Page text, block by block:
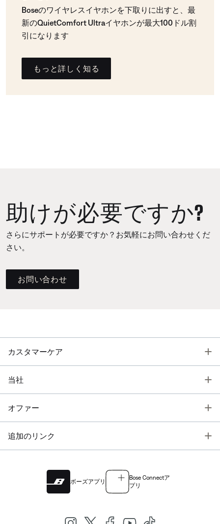
Boseのワイヤレスイヤホンを下取りに出すと、最
新のQuietComfort Ultraイヤホンが最大100ドル割
引になります
もっと詳しく知る
助けが必要ですか?
さらにサポートが必要ですか？お気軽にお問い合わせくだ
さい。
お問い合わせ
カスタマーケア
当社
オファー
追加のリンク
ボーズアプリ
Bose Connectア
プリ